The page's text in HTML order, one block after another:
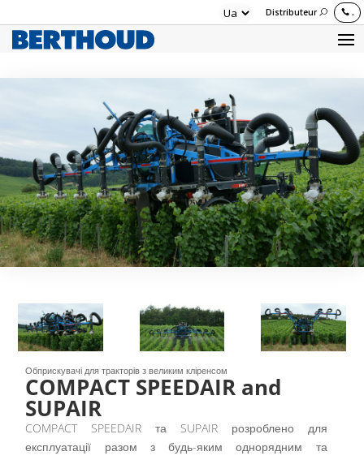
Distributeur .
Обприскувачі для тракторів з великим кліренсом
COMPACT SPEEDAIR and
SUPAIR
COMPACT SPEEDAIR та SUPAIR розроблено для
експлуатації разом з будь-яким однорядним та